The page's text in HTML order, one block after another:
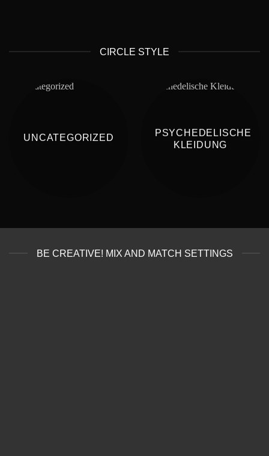
CIRCLE STYLE
UNCATEGORIZED
PSYCHEDELISCHE
KLEIDUNG
BE CREATIVE! MIX AND MATCH SETTINGS